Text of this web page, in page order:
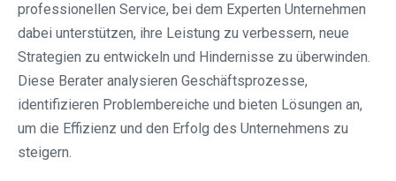
professionellen Service, bei dem Experten Unternehmen
dabei unterstützen, ihre Leistung zu verbessern, neue
Strategien zu entwickeln und Hindernisse zu überwinden.
Diese Berater analysieren Geschäftsprozesse,
identifizieren Problembereiche und bieten Lösungen an,
um die Effizienz und den Erfolg des Unternehmens zu
steigern.